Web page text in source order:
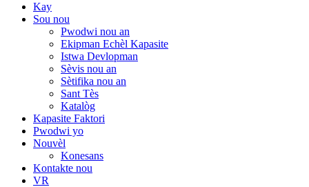
Kay
Sou nou
Pwodwi nou an
Ekipman Echèl Kapasite
Istwa Devlopman
Sèvis nou an
Sètifika nou an
Sant Tès
Katalòg
Kapasite Faktori
Pwodwi yo
Nouvèl
Konesans
Kontakte nou
VR